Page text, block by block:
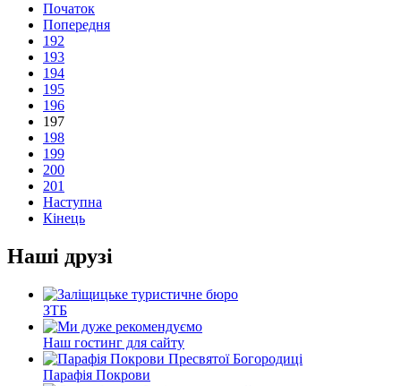
Початок
Попередня
192
193
194
195
196
197
198
199
200
201
Наступна
Кінець
Наші друзі
ЗТБ
Наш гостинг для сайту
Парафія Покрови